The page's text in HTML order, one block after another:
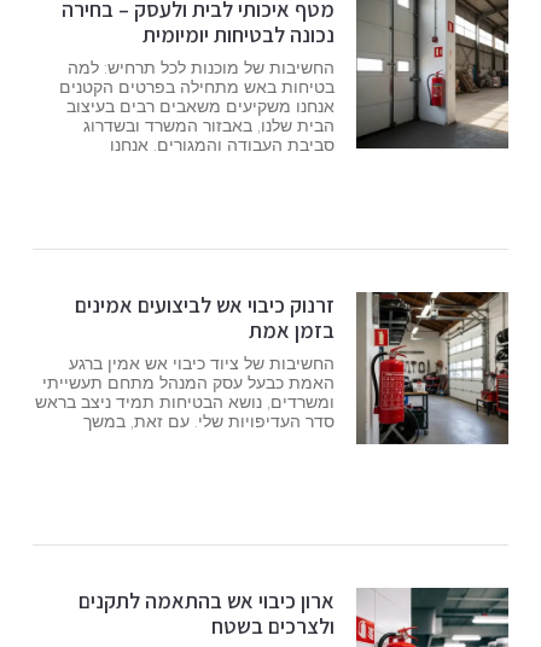
מטף איכותי לבית ולעסק – בחירה
נכונה לבטיחות יומיומית
החשיבות של מוכנות לכל תרחיש: למה
בטיחות באש מתחילה בפרטים הקטנים
אנחנו משקיעים משאבים רבים בעיצוב
הבית שלנו, באבזור המשרד ובשדרוג
סביבת העבודה והמגורים. אנחנו
זרנוק כיבוי אש לביצועים אמינים
בזמן אמת
החשיבות של ציוד כיבוי אש אמין ברגע
האמת כבעל עסק המנהל מתחם תעשייתי
ומשרדים, נושא הבטיחות תמיד ניצב בראש
סדר העדיפויות שלי. עם זאת, במשך
ארון כיבוי אש בהתאמה לתקנים
ולצרכים בשטח